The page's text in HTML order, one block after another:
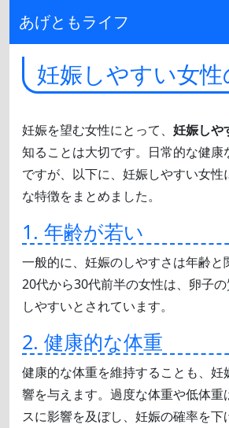
あげともライフ
妊娠しやすい女性
妊娠を望む女性にとって、 妊娠しや
知ることは大切です。日常的な健康
ですが、以下に、妊娠しやすい女性
な特徴をまとめました。
1. 年齢が若い
一般的に、妊娠のしやすさは年齢と
20代から30代前半の女性は、卵子
しやすいとされています。
2. 健康的な体重
健康的な体重を維持することも、妊
響を与えます。過度な体重や低体重
スに影響を及ぼし、妊娠の確率を下